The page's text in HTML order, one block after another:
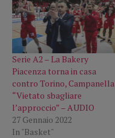
Serie A2 – La Bakery
Piacenza torna in casa
contro Torino,
“Vietato sbagliare
l’approccio” – AUDIO
27 Gennaio 2022
In "Basket"